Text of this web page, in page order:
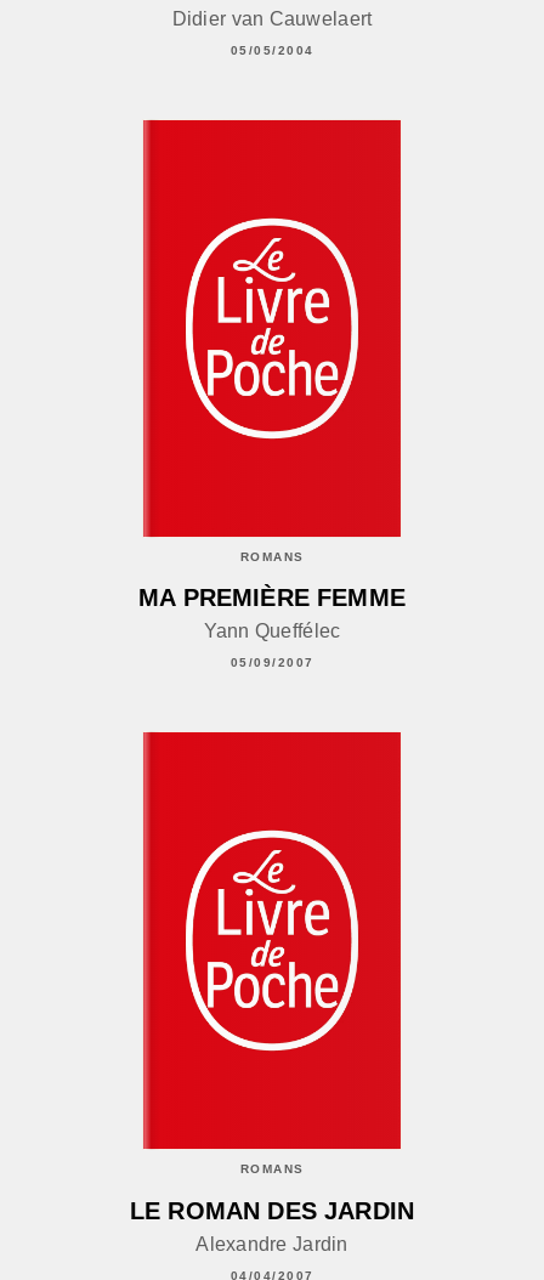
Didier van Cauwelaert
05/05/2004
ROMANS
MA PREMIÈRE FEMME
Yann Queffélec
05/09/2007
ROMANS
LE ROMAN DES JARDIN
Alexandre Jardin
04/04/2007